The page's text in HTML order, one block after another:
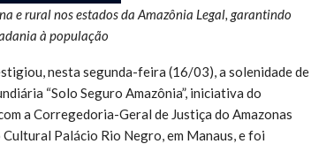
e rural nos estados da Amazônia Legal, garantindo
à população
nesta segunda-feira (16/03), a solenidade de
“Solo Seguro Amazônia”, iniciativa do
a Corregedoria-Geral de Justiça do Amazonas
Palácio Rio Negro, em Manaus, e foi